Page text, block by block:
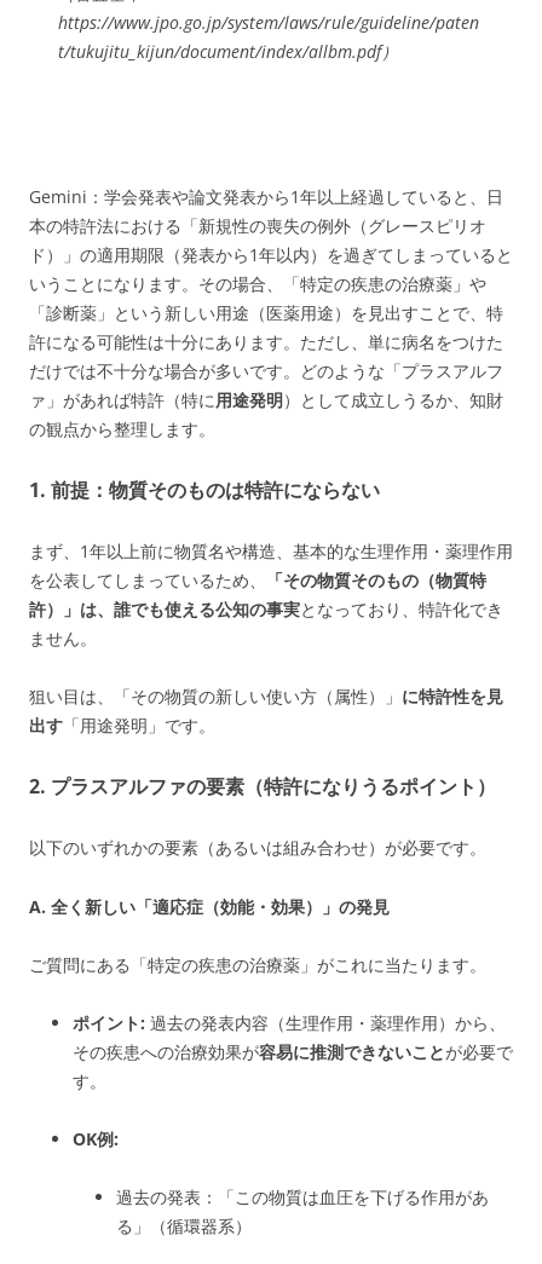
https://www.jpo.go.jp/system/laws/rule/guideline/paten
t/tukujitu_kijun/document/index/allbm.pdf）
Gemini： 学会発表や論文発表から1年以上経過していると、日
本の特許法における「新規性の喪失の例外（グレースピリオ
ド）」の適用期限（発表から1年以内）を過ぎてしまっていると
いうことになります。その場合、
「特定の疾患の治療薬」や
「診断薬」という新しい用途（医薬用途）を見出すことで、特
許になる可能性は十分にあります。 ただし、単に病名をつけた
だけでは不十分な場合が多いです。どのような「プラスアルフ
ァ」があれば特許（特に用途発明）として成立しうるか、知財
の観点から整理します。
1. 前提：物質そのものは特許にならない
まず、1年以上前に物質名や構造、基本的な生理作用・薬理作用
を公表してしまっているため、
「その物質そのもの（物質特
許）」は、誰でも使える公知の事実となっており、特許化でき
ません。
狙い目は、「その物質の新しい使い方（属性）」 に特許性を見
出す 「用途発明」です。
2. プラスアルファの要素（特許になりうるポイント）
以下のいずれかの要素（あるいは組み合わせ）が必要です。
A. 全く新しい「適応症（効能・効果）」の発見
ご質問にある「特定の疾患の治療薬」がこれに当たります。
ポイント: 過去の発表内容（生理作用・薬理作用）から、
その疾患への治療効果が容易に推測できないことが必要で
す。
OK例:
過去の発表：「この物質は血圧を下げる作用があ
る」（循環器系）